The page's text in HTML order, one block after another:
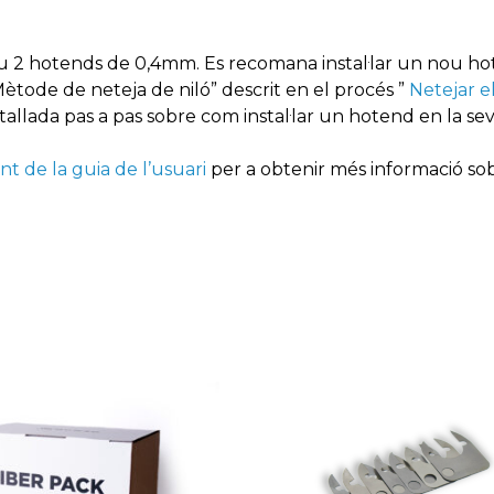
hotends de 0,4mm. Es recomana instal·lar un nou
de neteja de niló” descrit en el procés ” Netejar
pas a pas sobre com instal·lar un hotend en la
de la guia de l’usuari per a obtenir més informació